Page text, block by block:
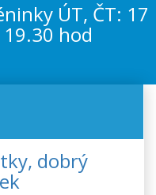
ÚT, ČT: 17
hod
dobrý